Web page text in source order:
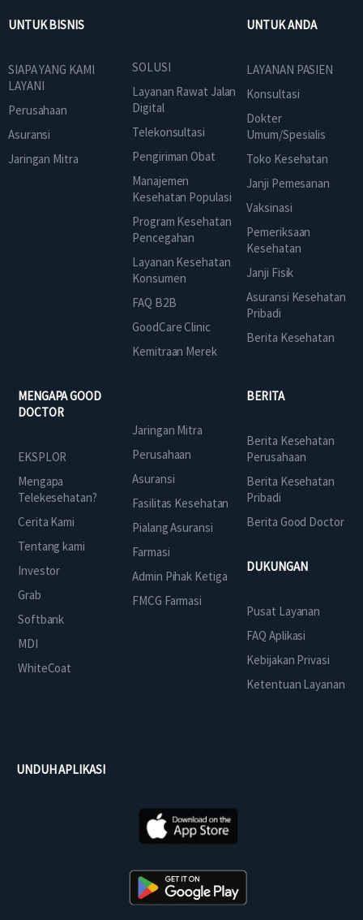
UNTUK BISNIS
SIAPA YANG KAMI
LAYANI
Perusahaan
Asuransi
Jaringan Mitra
SOLUSI
Layanan Rawat Jalan
Digital
Telekonsultasi
Pengiriman Obat
Manajemen
Kesehatan Populasi
Program Kesehatan
Pencegahan
Layanan Kesehatan
Konsumen
FAQ B2B
GoodCare Clinic
Kemitraan Merek
UNTUK ANDA
LAYANAN PASIEN
Konsultasi
Dokter
Umum/Spesialis
Toko Kesehatan
Janji Pemesanan
Vaksinasi
Pemeriksaan
Kesehatan
Janji Fisik
Asuransi Kesehatan
Pribadi
Berita Kesehatan
MENGAPA GOOD
DOCTOR
EKSPLOR
Mengapa
Telekesehatan?
Cerita Kami
Tentang kami
Investor
Grab
Softbank
MDI
WhiteCoat
Jaringan Mitra
Perusahaan
Asuransi
Fasilitas Kesehatan
Pialang Asuransi
Farmasi
Admin Pihak Ketiga
FMCG Farmasi
BERITA
Berita Kesehatan
Perusahaan
Berita Kesehatan
Pribadi
Berita Good Doctor
DUKUNGAN
Pusat Layanan
FAQ Aplikasi
Kebijakan Privasi
Ketentuan Layanan
UNDUH APLIKASI